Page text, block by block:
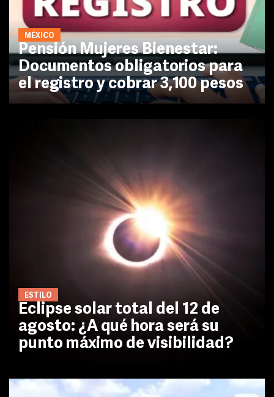
MÉXICO
Pensión Mujeres Bienestar:
Documentos obligatorios para
el registro y cobrar 3,100 pesos
ESTILO
Eclipse solar total del 12 de
agosto: ¿A qué hora será su
punto máximo de visibilidad?